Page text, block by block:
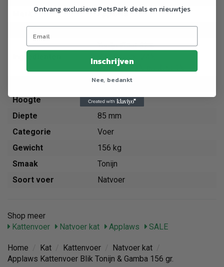
Applaws
Breedte
85 mm
Tonijn Fillet 52%
Vis Bouillon 24%
Garnalen 23% en Rijst 1%
156 g
Hoogte
40 mm
Diepte
85 mm
Categorie
Voer
Gewicht
156 kg
Smaak
Tonijn
Soort voer
Natvoer
Shop meer
Kattenvoer
Natvoer kat Applaws SALE
Home Kat Kattenvoer Natvoer kat
Applaws Kattenvoer Blik Tonijn & Gamba 156 gr.
Ontvang exclusieve PetsPark deals en nieuwtjes
Inschrijven
Nee, bedankt